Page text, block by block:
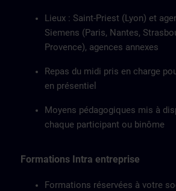
Lieux : Saint-Priest (Lyon) et
Siemens (Paris, Nantes,
Provence), agences annexes
Repas du midi pris en charge
en présentiel
Moyens pédagogiques mis à
chaque participant ou binôme
Formations Intra entreprise
Formations réservées à votre